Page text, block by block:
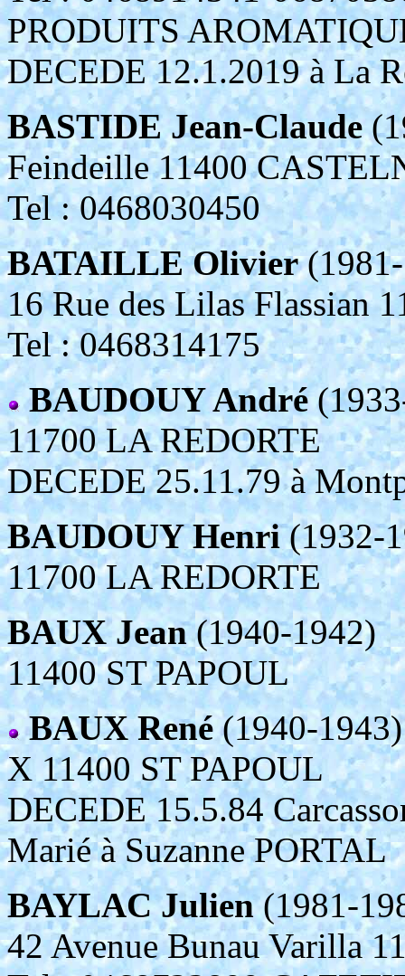
PRODUITS
DECEDE 12.1.2019 à La
BASTIDE Jean-Claude
Feindeille 11400
Tel : 0468030450
BATAILLE Olivier
16 Rue des Lilas Flassian
Tel : 0468314175
BAUDOUY André
11700 LA REDORTE
DECEDE 25.11.79 à
BAUDOUY Henri(1932-
11700 LA REDORTE
BAUX Jean(1940-1942)
11400 ST PAPOUL
BAUX René(1940-1943)
X 11400 ST PAPOUL
DECEDE 15.5.84
Marié à Suzanne PORTAL
BAYLAC Julien(1981-
42 Avenue Bunau Varilla